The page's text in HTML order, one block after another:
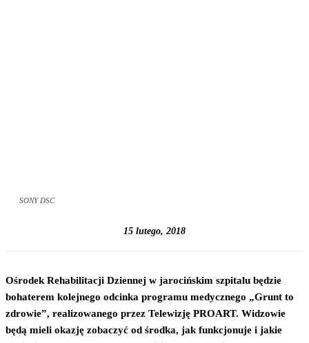
SONY DSC
15 lutego, 2018
Ośrodek Rehabilitacji Dziennej w jarocińskim szpitalu będzie
bohaterem kolejnego odcinka programu medycznego „Grunt to
zdrowie”, realizowanego przez Telewizję PROART. Widzowie
będą mieli okazję zobaczyć od środka, jak funkcjonuje i jakie